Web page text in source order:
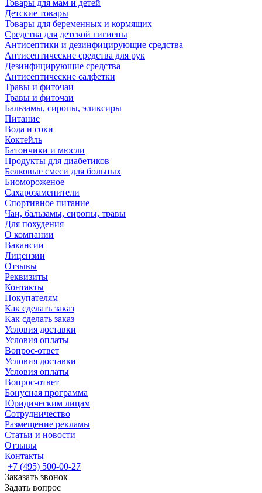
Товары для мам и детей
Детские товары
Товары для беременных и кормящих
Средства для детской гигиены
Антисептики и дезинфицирующие средства
Антисептические средства для рук
Дезинфицирующие средства
Антисептические салфетки
Травы и фиточаи
Травы и фиточаи
Бальзамы, сиропы, эликсиры
Питание
Вода и соки
Коктейль
Батончики и мюсли
Продукты для диабетиков
Белковые смеси для больных
Биомороженое
Сахарозаменители
Спортивное питание
Чаи, бальзамы, сиропы, травы
Для похудения
О компании
Вакансии
Лицензии
Отзывы
Реквизиты
Контакты
Покупателям
Как сделать заказ
Как сделать заказ
Условия доставки
Условия оплаты
Вопрос-ответ
Условия доставки
Условия оплаты
Вопрос-ответ
Бонусная программа
Юридическим лицам
Сотрудничество
Размещение рекламы
Статьи и новости
Отзывы
Контакты
+7 (495) 500-00-27
Заказать звонок
Задать вопрос